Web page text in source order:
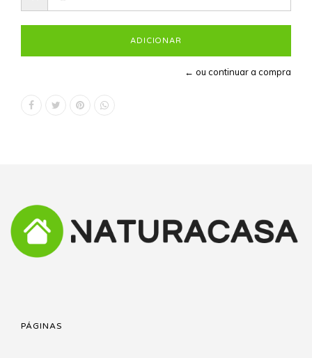
← ou continuar a compra
PÁGINAS